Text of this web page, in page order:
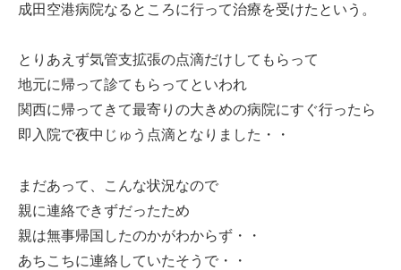
成田空港病院なるところに行って治療を受けたという。
とりあえず気管支拡張の点滴だけしてもらって
地元に帰って診てもらってといわれ
関西に帰ってきて最寄りの大きめの病院にすぐ行ったら
即入院で夜中じゅう点滴となりました・・
まだあって、こんな状況なので
親に連絡できずだったため
親は無事帰国したのかがわからず・・
あちこちに連絡していたそうで・・